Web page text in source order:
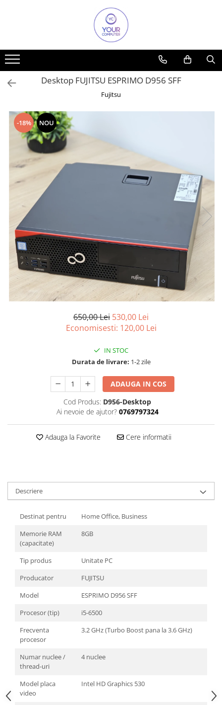
Accesorii
Accesorii aparate climatizare
Accesorii IT
Alte accesorii video
Altele
Cabluri si accesorii
Cabluri si adaptoare
Power Bank
Tastaturi
Desktop & Laptop
Calculatoare Desktop
Componente Desktop
Adaptoare Desktop
Carcase
Hard Disk-uri externe
Laptop / Notebook REFURBISHED
Docking Station / Hub-uri
Hub-uri
Imprimante si multifunctionale
Imprimante
Monitoare
Accesorii monitoare
Monitoare
Retelistica
Adaptoare wireless
Clesti si patenti
Desktop FUJITSU ESPRIMO D956 SFF
Fujitsu
-18% NOU
650,00 Lei 530,00 Lei
Economisesti: 120,00 Lei
IN STOC
Durata de livrare: 1-2 zile
ADAUGA IN COS
Cod Produs: D956-Desktop
Ai nevoie de ajutor? 0769797324
Adauga la Favorite Cere informatii
Descriere
Destinat pentru
Home Office, Business
Memorie RAM
(capacitate)
8GB
Tip produs
Unitate PC
Producator
FUJITSU
Model
ESPRIMO D956 SFF
Procesor (tip)
i5-6500
Frecventa
procesor
3.2 GHz (Turbo Boost pana la 3.6 GHz)
Numar nuclee /
thread-uri
4 nuclee
Model placa
video
Intel HD Graphics 530